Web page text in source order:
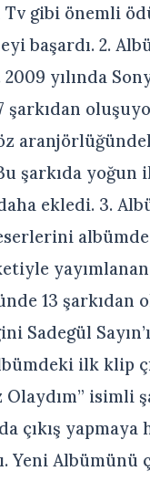
gibi önemli
başardı. 2.
2009 yılında
şarkıdan
şarkıda yoğun
ekledi. 3.
13 şarkıdan
Sadegül
ilk klip
isimli
çıkış yapmaya
Yeni